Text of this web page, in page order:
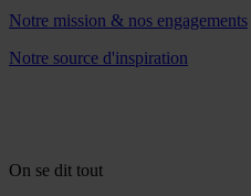
Notre mission & nos engagements
Notre source d'inspiration
On se dit tout